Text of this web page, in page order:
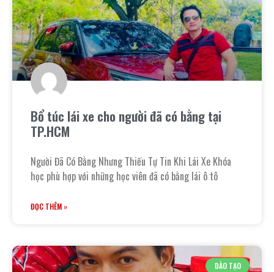
Bổ túc lái xe cho người đã có bằng tại
TP.HCM
Người Đã Có Bằng Nhưng Thiếu Tự Tin Khi Lái Xe Khóa
học phù hợp với những học viên đã có bằng lái ô tô
ĐỌC THÊM »
ĐÀO TẠO